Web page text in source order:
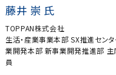
藤井 崇 氏
TOPPAN株式会社
生活・産業事業本部 SX推進セン
業開発本部 新事業開発推進部 主
員